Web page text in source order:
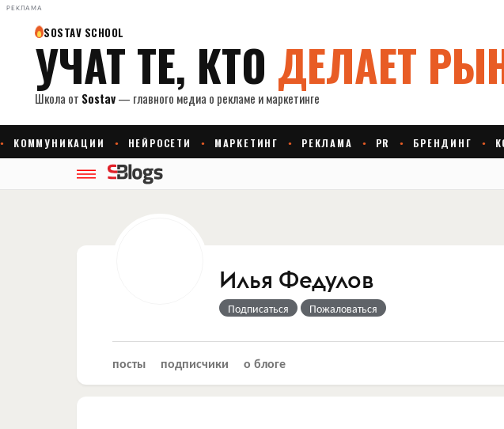
РЕКЛАМА
Илья Федулов
Подписаться Пожаловаться
посты подписчики о блоге